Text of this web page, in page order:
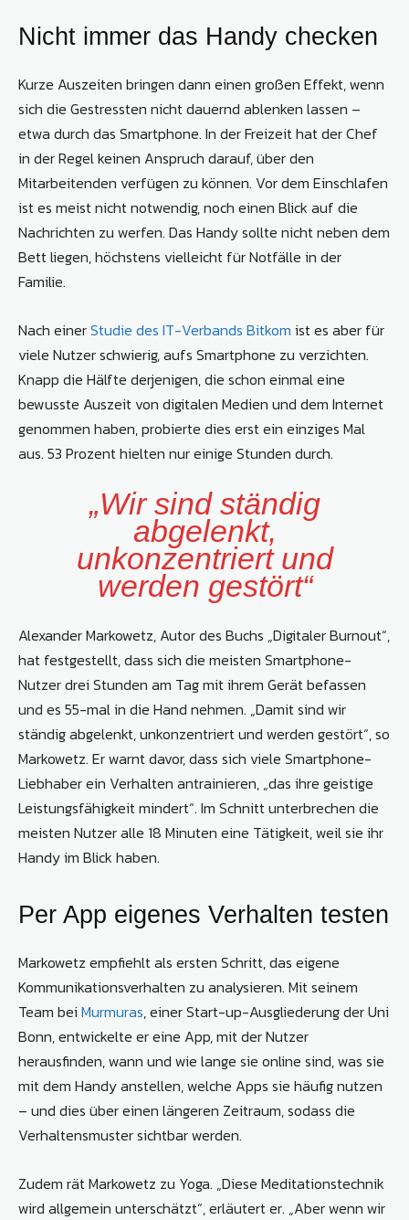
Nicht immer das Handy checken
Kurze Auszeiten bringen dann einen großen Effekt, wenn
sich die Gestressten nicht dauernd ablenken lassen –
etwa durch das Smartphone. In der Freizeit hat der Chef
in der Regel keinen Anspruch darauf, über den
Mitarbeitenden verfügen zu können. Vor dem Einschlafen
ist es meist nicht notwendig, noch einen Blick auf die
Nachrichten zu werfen. Das Handy sollte nicht neben dem
Bett liegen, höchstens vielleicht für Notfälle in der
Familie.
Nach einerStudie des IT-Verbands Bitkom ist es aber für
viele Nutzer schwierig, aufs Smartphone zu verzichten.
Knapp die Hälfte derjenigen, die schon einmal eine
bewusste Auszeit von digitalen Medien und dem Internet
genommen haben, probierte dies erst ein einziges Mal
aus. 53 Prozent hielten nur einige Stunden durch.
„Wir sind ständig
abgelenkt,
unkonzentriert und
werden gestört“
Alexander Markowetz, Autor des Buchs „Digitaler Burnout“,
hat festgestellt, dass sich die meisten Smartphone-
Nutzer drei Stunden am Tag mit ihrem Gerät befassen
und es 55-mal in die Hand nehmen. „Damit sind wir
ständig abgelenkt, unkonzentriert und werden gestört“, so
Markowetz. Er warnt davor, dass sich viele Smartphone-
Liebhaber ein Verhalten antrainieren, „das ihre geistige
Leistungsfähigkeit mindert“. Im Schnitt unterbrechen die
meisten Nutzer alle 18 Minuten eine Tätigkeit, weil sie ihr
Handy im Blick haben.
Per App eigenes Verhalten testen
Markowetz empfiehlt als ersten Schritt, das eigene
Kommunikationsverhalten zu analysieren. Mit seinem
Team bei Murmuras, einer Start-up-Ausgliederung der Uni
Bonn, entwickelte er eine App, mit der Nutzer
herausfinden, wann und wie lange sie online sind, was sie
mit dem Handy anstellen, welche Apps sie häufig nutzen
– und dies über einen längeren Zeitraum, sodass die
Verhaltensmuster sichtbar werden.
Zudem rät Markowetz zu Yoga. „Diese Meditationstechnik
wird allgemein unterschätzt“, erläutert er. „Aber wenn wir